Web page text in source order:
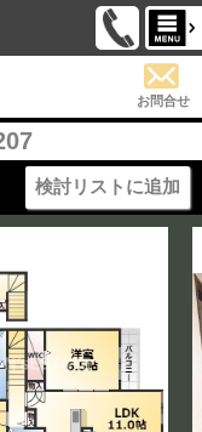
お問合せ
検討リストに追加